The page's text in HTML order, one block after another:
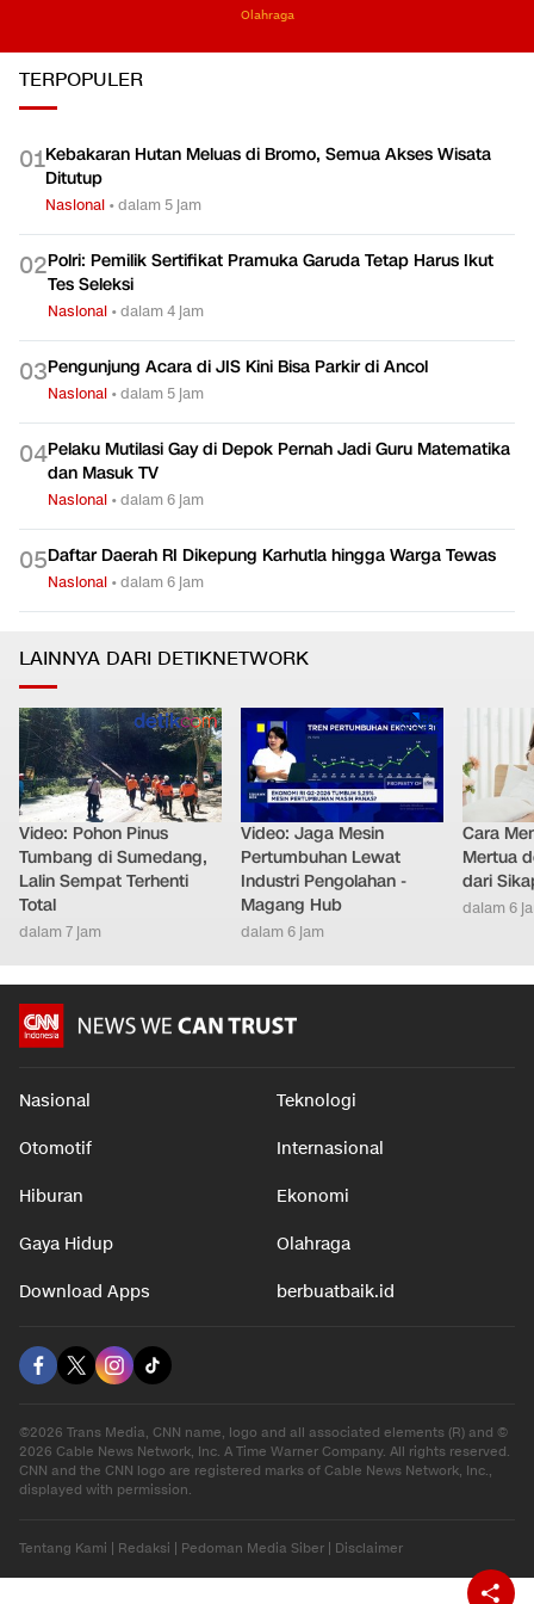
Olahraga
TERPOPULER
01Kebakaran Hutan Meluas di Bromo, Semua Akses Wisata
Ditutup
Nasional •dalam 5 jam
02Polri: Pemilik Sertifikat Pramuka Garuda Tetap Harus Ikut
Tes Seleksi
Nasional •dalam 4 jam
03Pengunjung Acara di JIS Kini Bisa Parkir di Ancol
Nasional •dalam 5 jam
04Pelaku Mutilasi Gay di Depok Pernah Jadi Guru Matematika
dan Masuk TV
Nasional •dalam 6 jam
05Daftar Daerah RI Dikepung Karhutla hingga Warga Tewas
Nasional •dalam 6 jam
LAINNYA DARI DETIKNETWORK
Video: Pohon Pinus
Tumbang di Sumedang,
Lalin Sempat Terhenti
Total
dalam 7 jam
Video: Jaga Mesin
Pertumbuhan Lewat
Industri Pengolahan -
Magang Hub
dalam 6 jam
Cara
Mertua
dari
dalam 6
Nasional Teknologi
Otomotif Internasional
Hiburan Ekonomi
Gaya Hidup Olahraga
Download Apps berbuatbaik.id
©2026 Trans Media, CNN name, logo and all associated elements (R) and ©
2026 Cable News Network, Inc. A Time Warner Company. All rights reserved.
CNN and the CNN logo are registered marks of Cable News Network, Inc.,
displayed with permission.
Tentang Kami | Redaksi | Pedoman Media Siber | Disclaimer